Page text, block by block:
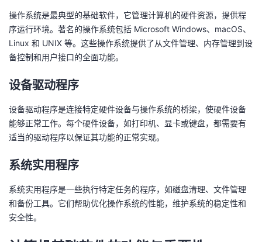
播
活
动
的
关
注
程
认
证
的
实
验
我
的
收
藏
支
持
声
建
议
操作系统是最典型的基础软件，它管理计算机的硬件资源，提供程
序运行环境。著名的操作系统包括 Microsoft Windows、macOS、
Linux 和 UNIX 等。这些操作系统提供了从文件管理、内存管理到设
备控制和用户接口的全面功能。
设备驱动程序
设备驱动程序是连接特定硬件设备与操作系统的桥梁，使硬件设备
能够正常工作。每个硬件设备，如打印机、显卡或键盘，都需要有
适当的驱动程序以保证其功能的正常实现。
系统实用程序
系统实用程序是一些执行特定任务的程序，如磁盘清理、文件管理
和备份工具。它们帮助优化操作系统的性能，维护系统的稳定性和
安全性。